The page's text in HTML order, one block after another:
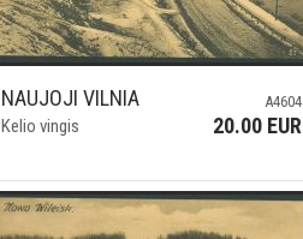
NAUJOJI VILNIA
Kelio vingis
A4604
20.00 EUR